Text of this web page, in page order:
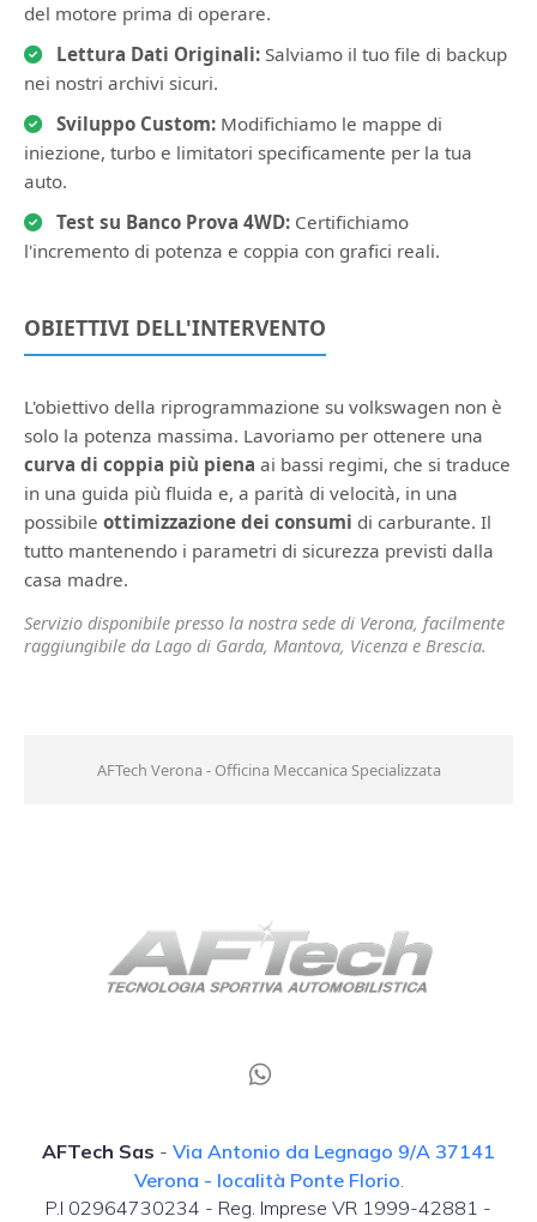
del motore prima di operare.
Lettura Dati Originali: Salviamo il tuo file di backup
nei nostri archivi sicuri.
Sviluppo Custom: Modifichiamo le mappe di
iniezione, turbo e limitatori specificamente per la tua
auto.
Test su Banco Prova 4WD: Certifichiamo
l'incremento di potenza e coppia con grafici reali.
OBIETTIVI DELL'INTERVENTO
L'obiettivo della riprogrammazione su volkswagen non è
solo la potenza massima. Lavoriamo per ottenere una
curva di coppia più piena ai bassi regimi, che si traduce
in una guida più fluida e, a parità di velocità, in una
possibile ottimizzazione dei consumi di carburante. Il
tutto mantenendo i parametri di sicurezza previsti dalla
casa madre.
Servizio disponibile presso la nostra sede di Verona, facilmente
raggiungibile da Lago di Garda, Mantova, Vicenza e Brescia.
AFTech Verona - Officina Meccanica Specializzata
AFTech Sas - Via Antonio da Legnago 9/A 37141
Verona - località Ponte Florio
P.I 02964730234 - Reg. Imprese VR 1999-42881 -